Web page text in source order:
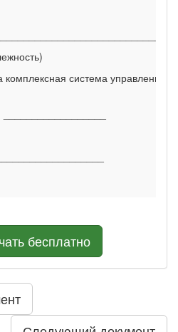
система управления
бесплатно